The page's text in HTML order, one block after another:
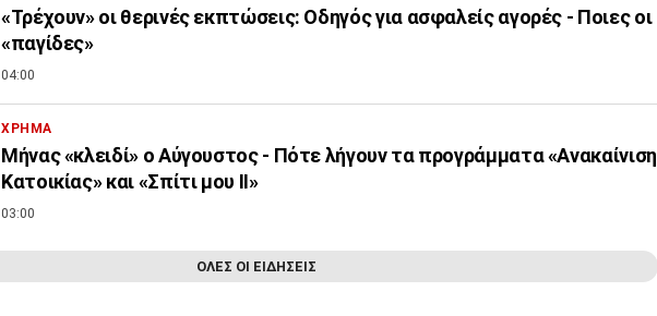
«Τρέχουν» οι θερινές εκπτώσεις: Οδηγός για ασφαλείς αγορές - Ποιες οι
«παγίδες»
04:00
ΧΡΗΜΑ
Μήνας «κλειδί» ο Αύγουστος - Πότε λήγουν τα προγράμματα «Ανακαίνιση
Κατοικίας» και «Σπίτι μου ΙΙ»
03:00
ΟΛΕΣ ΟΙ ΕΙΔΗΣΕΙΣ